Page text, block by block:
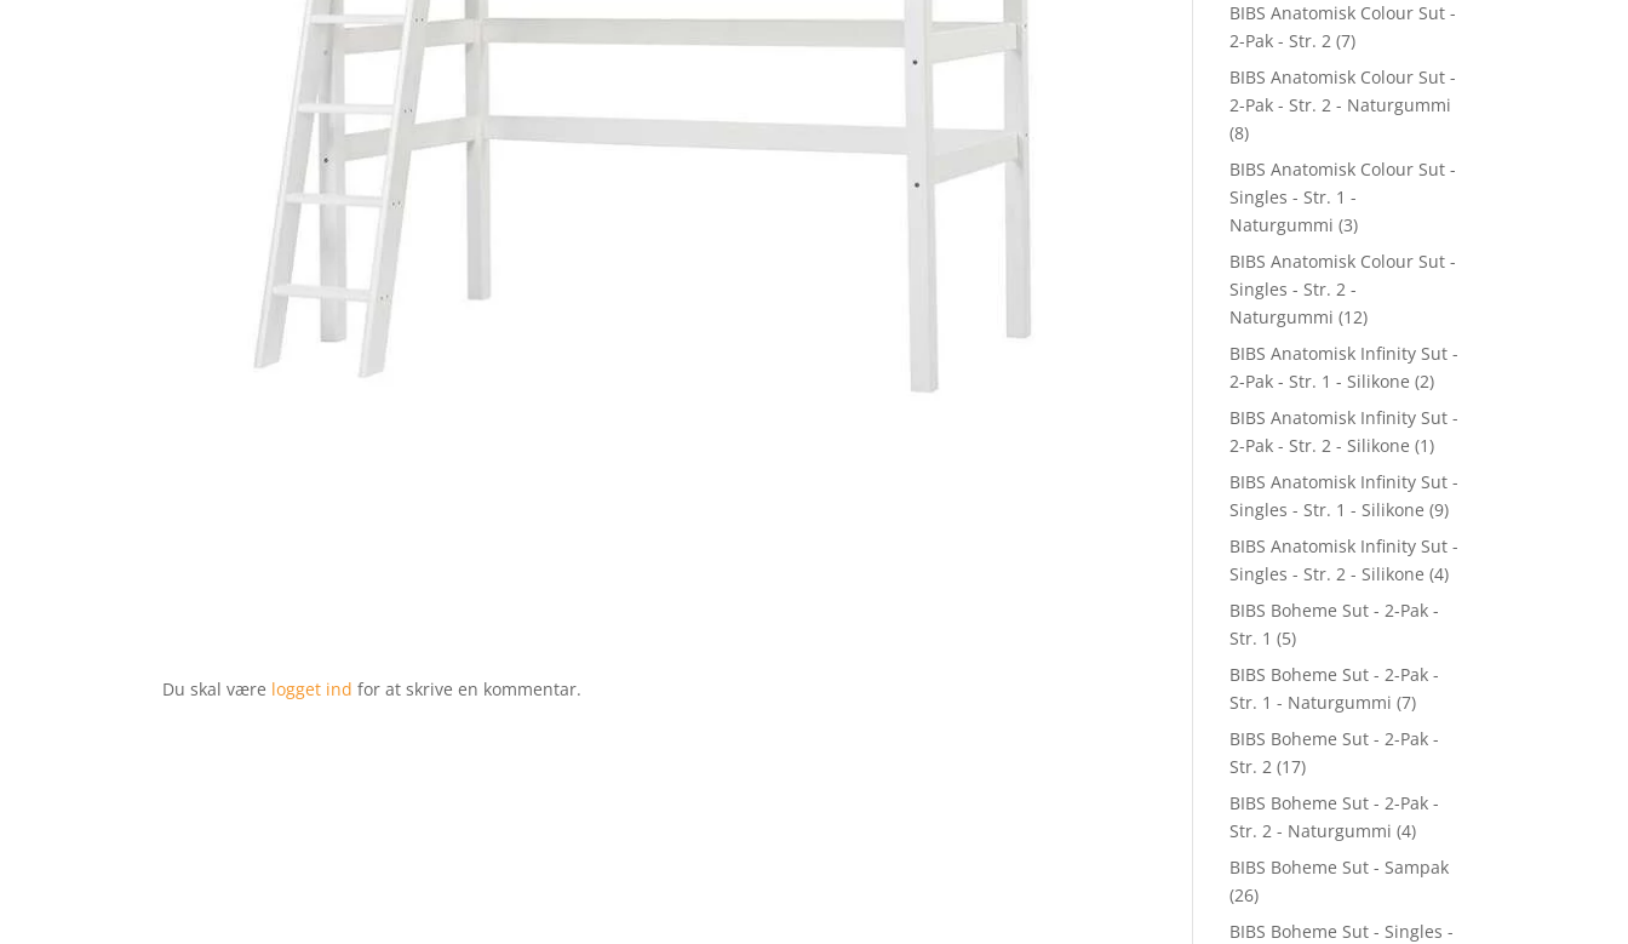
Du skal være logget ind for at skrive en kommentar.
BIBS Anatomisk Colour Sut -
2-Pak - Str. 2 (7)
BIBS Anatomisk Colour Sut -
2-Pak - Str. 2 - Naturgummi
(8)
BIBS Anatomisk Colour Sut -
Singles - Str. 1 -
Naturgummi (3)
BIBS Anatomisk Colour Sut -
Singles - Str. 2 -
Naturgummi (12)
BIBS Anatomisk Infinity Sut -
2-Pak - Str. 1 - Silikone (2)
BIBS Anatomisk Infinity Sut -
2-Pak - Str. 2 - Silikone (1)
BIBS Anatomisk Infinity Sut -
Singles - Str. 1 - Silikone (9)
BIBS Anatomisk Infinity Sut -
Singles - Str. 2 - Silikone (4)
BIBS Boheme Sut - 2-Pak -
Str. 1 (5)
BIBS Boheme Sut - 2-Pak -
Str. 1 - Naturgummi (7)
BIBS Boheme Sut - 2-Pak -
Str. 2 (17)
BIBS Boheme Sut - 2-Pak -
Str. 2 - Naturgummi (4)
BIBS Boheme Sut - Sampak
(26)
BIBS Boheme Sut - Singles -